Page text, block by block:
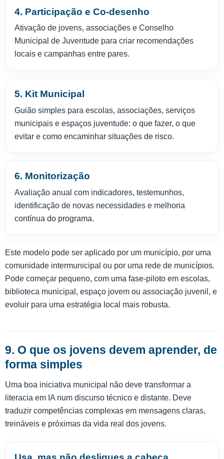
4. Participação e Co-desenho
Ativação de jovens, associações e Conselho
Municipal de Juventude para criar recomendações
locais e campanhas entre pares.
5. Kit Municipal
Guião simples para escolas, associações, serviços
municipais e espaços juventude: o que fazer, o que
evitar e como encaminhar situações de risco.
6. Monitorização
Avaliação anual com indicadores, testemunhos,
identificação de novas necessidades e melhoria
contínua do programa.
Este modelo pode ser aplicado por um município, por uma
comunidade intermunicipal ou por uma rede de municípios.
Pode começar pequeno, com uma fase-piloto em escolas,
biblioteca municipal, espaço jovem ou associação juvenil, e
evoluir para uma estratégia local mais robusta.
9. O que os jovens devem aprender, de
forma simples
Uma boa iniciativa municipal não deve transformar a
literacia em IA num discurso técnico e distante. Deve
traduzir competências complexas em mensagens claras,
treináveis e próximas da vida real dos jovens.